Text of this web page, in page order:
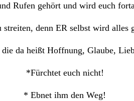
Rufen gehört und wird euch
streiten, denn ER selbst wird
da heißt Hoffnung, Glaube,
*Fürchtet euch nicht!
* Ebnet ihm den Weg!